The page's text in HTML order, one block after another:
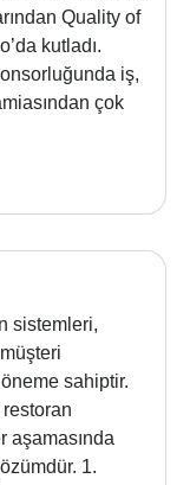
Quality of
kutladı.
iş,
çok
sistemleri,
sahiptir.
aşamasında
1.